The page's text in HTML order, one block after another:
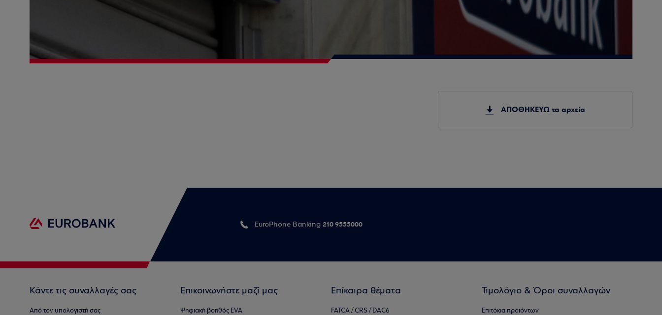
ΑΠΟΘΗΚΕΥΩ τα αρχεία
EuroPhone Banking 210 9555000
Κάντε τις συναλλαγές σας
Από τον υπολογιστή σας
Επικοινωνήστε μαζί μας
Ψηφιακή βοηθός EVA
Επίκαιρα θέματα
FATCA / CRS / DAC6
Τιμολόγιο & Όροι συναλλαγών
Επιτόκια προϊόντων